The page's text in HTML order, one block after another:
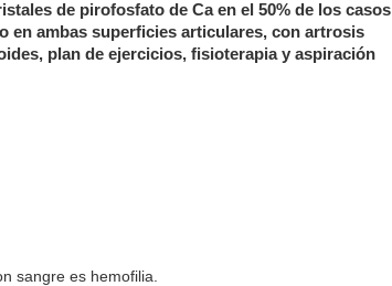
de pirofosfato de Ca en el 50% de los casos
en ambas superficies articulares, con artrosis
plan de ejercicios, fisioterapia y aspiración
sangre es hemofilia.